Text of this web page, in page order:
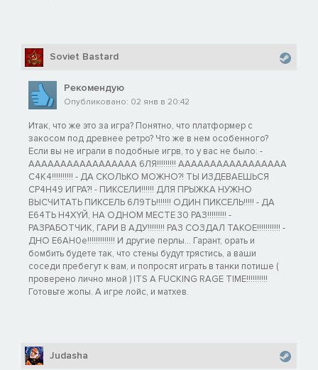
Soviet Bastard
Рекомендую
Опубликовано: 02 янв в 20:42
Итак, что же это за игра? Понятно, что платформер с
закосом под древнее ретро? Что же в нем особенного?
Если вы не играли в подобные игрв, то у вас не было: -
ААААААААААААААААА 6ЛЯ!!!!!!!!! ААААААААААААААААА
С4К4!!!!!!!!!! - ДА СКОЛЬКО МОЖНО?! ТЫ ИЗДЕВАЕШЬСЯ
СР4Н49 ИГРА?! - ПИКСЕЛИ!!!!!! ДЛЯ ПРЫЖКА НУЖНО
ВЫСЧИТАТЬ ПИКСЕЛЬ 6Л9ТЬ!!!!!!! ОДИН ПИКСЕЛЬ!!!!! - ДА
Е64ТЬ Н4ХYЙ, НА ОДНОМ МЕСТЕ 30 РАЗ!!!!!!!!! -
РАЗРАБОТЧИК, ГАРИ В АДУ!!!!!!!! РАЗ СОЗДАЛ ТАКОЕ!!!!!!!!!!! -
ДНО Е6АН0е!!!!!!!!!!!!! И другие перлы... Гарант, орать и
бомбить будете так, что стены будут трястись, а ваши
соседи пребегут к вам, и попросят играть в танки потише (
проверено лично мной ) ITS A FUCKING RAGE TIME!!!!!!!!!!
Готовьте жопы. А игре лойс, и матхев.
Judasha